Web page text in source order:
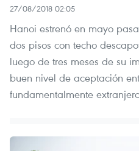
27/08/2018 02:05
Hanoi estrenó en mayo
dos pisos con techo
luego de tres meses de su
buen nivel de aceptación
fundamentalmente